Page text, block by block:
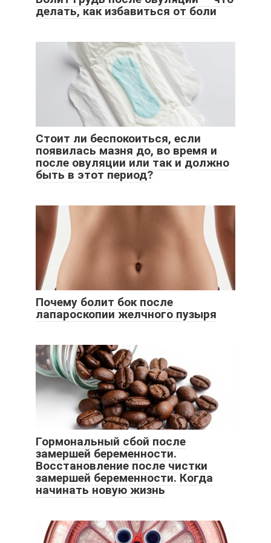
делать, как избавиться от боли
Стоит ли беспокоиться, если
появилась мазня до, во время и
после овуляции или так и должно
быть в этот период?
Почему болит бок после
лапароскопии желчного пузыря
Гормональный сбой после
замершей беременности.
Восстановление после чистки
замершей беременности. Когда
начинать новую жизнь